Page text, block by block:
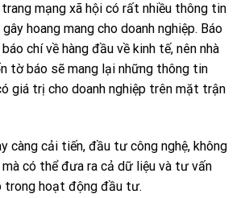
trang mạng xã hội có rất nhiều thông tin
hoang mang cho doanh nghiệp. Báo
chí về hàng đầu về kinh tế, nên nhà
tờ báo sẽ mang lại những thông tin
giá trị cho doanh nghiệp trên mặt trận
càng cải tiến, đầu tư công nghệ, không
có thể đưa ra cả dữ liệu và tư vấn
trong hoạt động đầu tư.